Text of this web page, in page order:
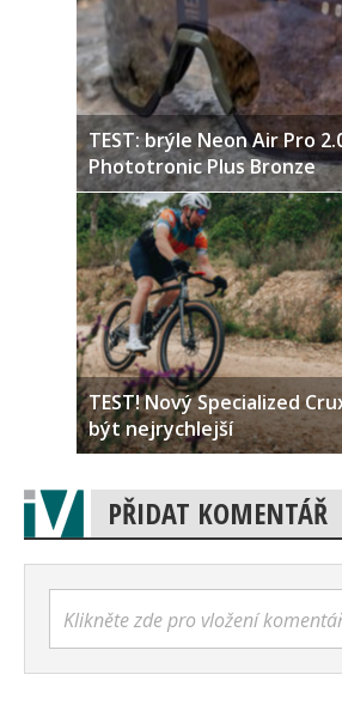
TEST: brýle Neon Air Pro
Phototronic Plus Bronze
TEST! Nový Specialized
být nejrychlejší
PŘIDAT KOMENTÁŘ
Klikněte zde pro vložení